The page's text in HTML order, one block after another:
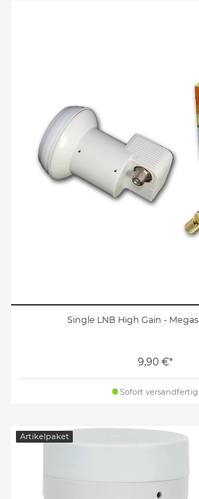
Single LNB High Gain -
9,90 €*
Sofort versandfertig
Artikelpaket